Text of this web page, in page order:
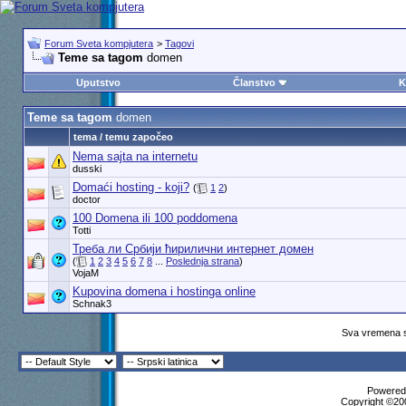
Forum Sveta kompjutera > Tagovi
Teme sa tagom domen
Uputstvo Članstvo
Teme sa tagom domen
tema / temu započeo
Nema sajta na internetu
dusski
Domaći hosting - koji? ( 1 2)
doctor
100 Domena ili 100 poddomena
Totti
Треба ли Србији ћирилични интернет домен
( 1 2 3 4 5 6 7 8... Poslednja strana)
VojaM
Kupovina domena i hostinga online
Schnak3
Sva vremena
Copyright